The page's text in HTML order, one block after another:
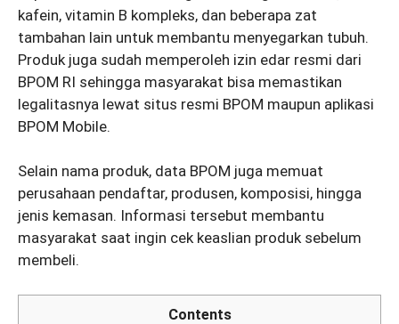
kafein, vitamin B kompleks, dan beberapa zat
tambahan lain untuk membantu menyegarkan tubuh.
Produk juga sudah memperoleh izin edar resmi dari
BPOM RI sehingga masyarakat bisa memastikan
legalitasnya lewat situs resmi BPOM maupun aplikasi
BPOM Mobile.
Selain nama produk, data BPOM juga memuat
perusahaan pendaftar, produsen, komposisi, hingga
jenis kemasan. Informasi tersebut membantu
masyarakat saat ingin cek keaslian produk sebelum
membeli.
Contents